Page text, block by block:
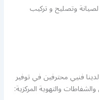
وتصليح و تركيب
فنيي محترفين في توفير
والتهوية المركزية: